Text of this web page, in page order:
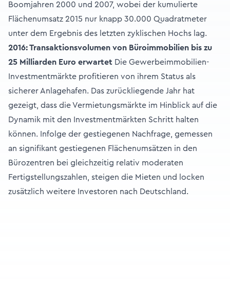
Boomjahren 2000 und 2007, wobei der kumulierte
Flächenumsatz 2015 nur knapp 30.000 Quadratmeter
unter dem Ergebnis des letzten zyklischen Hochs lag.
2016: Transaktionsvolumen von Büroimmobilien bis zu
25 Milliarden Euro erwartet Die Gewerbeimmobilien-
Investmentmärkte profitieren von ihrem Status als
sicherer Anlagehafen. Das zurückliegende Jahr hat
gezeigt, dass die Vermietungsmärkte im Hinblick auf die
Dynamik mit den Investmentmärkten Schritt halten
können. Infolge der gestiegenen Nachfrage, gemessen
an signifikant gestiegenen Flächenumsätzen in den
Bürozentren bei gleichzeitig relativ moderaten
Fertigstellungszahlen, steigen die Mieten und locken
zusätzlich weitere Investoren nach Deutschland.